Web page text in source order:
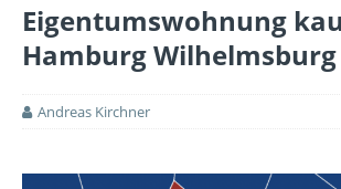
Eigentumswohnung
Hamburg Wilhelmsburg
Andreas Kirchner